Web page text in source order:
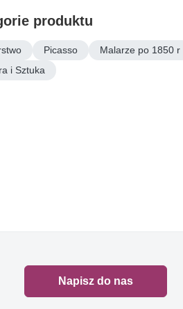
produktu
Picasso
Malarze po 1850 r
i Sztuka
Napisz do nas